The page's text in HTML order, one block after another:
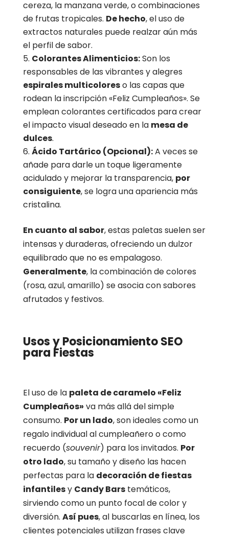
cereza, la manzana verde, o combinaciones
de frutas tropicales. De hecho, el uso de
extractos naturales puede realzar aún más
el perfil de sabor.
Colorantes Alimenticios:Son los
responsables de las vibrantes y alegres
espirales multicoloreso las capas que
rodean la inscripción «Feliz Cumpleaños». Se
emplean colorantes certificados para crear
el impacto visual deseado en la mesa de
dulces.
Ácido Tartárico (Opcional):A veces se
añade para darle un toque ligeramente
acidulado y mejorar la transparencia, por
consiguiente, se logra una apariencia más
cristalina.
En cuanto al sabor, estas paletas suelen ser
intensas y duraderas, ofreciendo un dulzor
equilibrado que no es empalagoso.
Generalmente, la combinación de colores
(rosa, azul, amarillo) se asocia con sabores
afrutados y festivos.
Usos y Posicionamiento SEO
para Fiestas
El uso de la paleta de caramelo «Feliz
Cumpleaños» va más allá del simple
consumo. Por un lado, son ideales como un
regalo individual al cumpleañero o como
recuerdo (souvenir) para los invitados. Por
otro lado, su tamaño y diseño las hacen
perfectas para la decoración de fiestas
infantilesy Candy Barstemáticos,
sirviendo como un punto focal de color y
diversión. Así pues, al buscarlas en línea, los
clientes potenciales utilizan frases clave